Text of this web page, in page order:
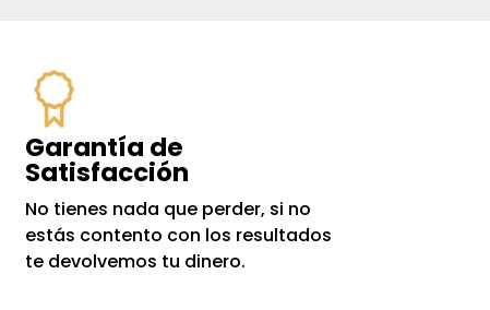
Garantía de
Satisfacción
No tienes nada que perder, si no
estás contento con los resultados
te devolvemos tu dinero.